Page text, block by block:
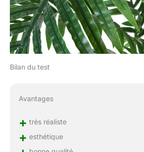
Bilan du test
Avantages
+ très réaliste
+ esthétique